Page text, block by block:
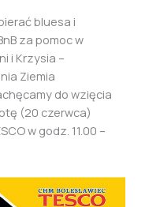
bluesa i
za pomoc w
i Krzysia –
Ziemia
do wzięcia
(20 czerwca)
w godz. 11.00 –